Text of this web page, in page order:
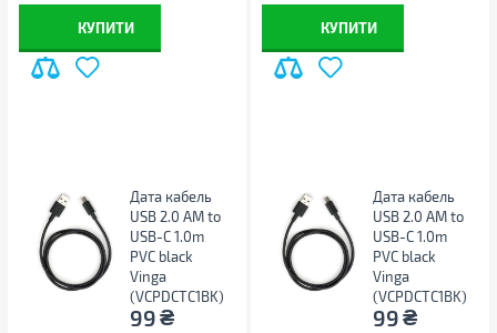
Виробник
Blackview
зовнішній вигляд і
комплектацію товарів без
попередження
КУПИТИ КУПИТИ
Дата кабель
USB 2.0 AM to
USB-C 1.0m
PVC black
Vinga
(VCPDCTC1BK)
99₴
Дата кабель
USB 2.0 AM to
USB-C 1.0m
PVC black
Vinga
(VCPDCTC1BK)
99₴